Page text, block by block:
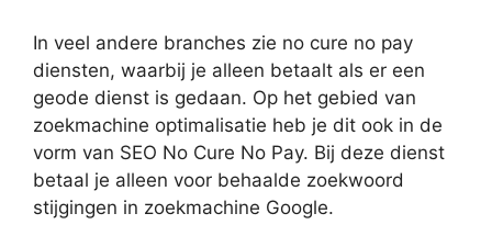
In veel andere branches zie no cure no pay
diensten, waarbij je alleen betaalt als er een
geode dienst is gedaan. Op het gebied van
zoekmachine optimalisatie heb je dit ook in de
vorm van SEO No Cure No Pay. Bij deze dienst
betaal je alleen voor behaalde zoekwoord
stijgingen in zoekmachine Google.